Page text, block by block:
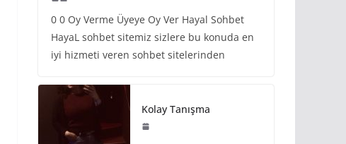
0 0 Oy Verme Üyeye Oy Ver Hayal Sohbet
HayaL sohbet sitemiz sizlere bu konuda en
iyi hizmeti veren sohbet sitelerinden
Kolay Tanışma